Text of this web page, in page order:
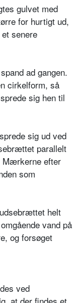
gulvet med
for hurtigt ud,
senere
ad gangen.
cirkelform, så
sig hen til
sig ud ved
parallelt
Mærkerne efter
som
helt
vand på
og forsøget
ved